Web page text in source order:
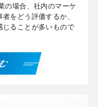
の場合、社内のマーケ
をどう評価するか、
じることが多いもので